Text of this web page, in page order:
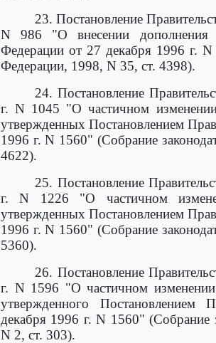
23. Постановление
N 986 "О внесении дополнения в
Федерации от 27 декабря 1996 г. N
Федерации, 1998, N 35, ст. 4398).
24. Постановление
г. N 1045 "О частичном
утвержденных Постановлением
1996 г. N 1560" (Собрание
4622).
25. Постановление
г. N 1226 "О частичном
утвержденных Постановлением
1996 г. N 1560" (Собрание
5360).
26. Постановление
г. N 1596 "О частичном
утвержденного Постановлением
декабря 1996 г. N 1560" (Собрание
N 2, ст. 303).